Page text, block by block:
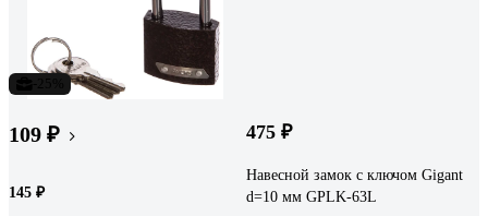
109 ₽
145 ₽
475 ₽
Навесной замок с ключом Gigant
d=10 мм GPLK-63L